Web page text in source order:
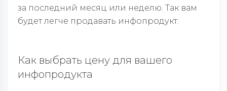
за последний месяц или неделю. Так вам
будет легче продавать инфопродукт.
Как выбрать цену для вашего
инфопродукта